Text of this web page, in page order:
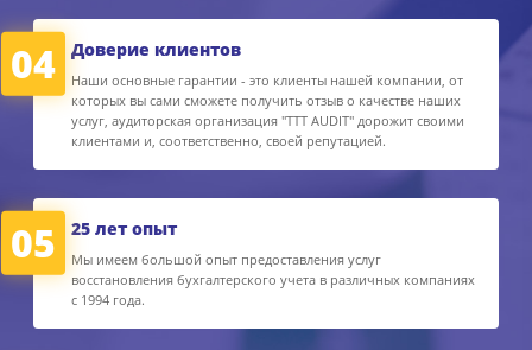
04 Доверие клиентов
Наши основные гарантии - это клиенты нашей компании, от
которых вы сами сможете получить отзыв о качестве наших
услуг, аудиторская организация "TTT AUDIT" дорожит своими
клиентами и, соответственно, своей репутацией.
05 25 лет опыт
Мы имеем большой опыт предоставления услуг
восстановления бухгалтерского учета в различных компаниях
с 1994 года.